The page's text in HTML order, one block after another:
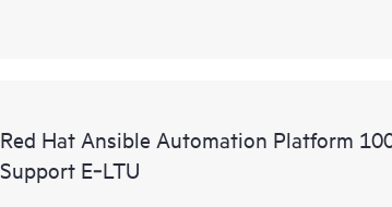
Red Hat Ansible Automation Platform
Support E‑LTU